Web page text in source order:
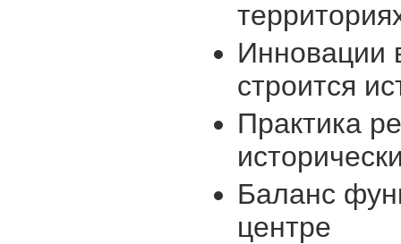
Инновации
строится
Практика
Баланс
центре